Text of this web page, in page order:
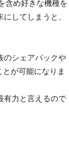
含め好きな機種を
してしまうと、
のシェアパックや
が可能になりま
有力と言えるので